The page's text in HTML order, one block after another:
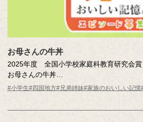
お母さんの牛丼
2025年度 全国小学校家庭科教育研究会賞
お母さんの牛丼
高尾 咲和（香川県 高松市立円座小学校 4
#小学生#四国地方#兄弟姉妹#家族のおいしい記憶